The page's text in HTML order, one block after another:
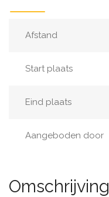
Afstand
Start plaats
Eind plaats
Aangeboden door
Omschrijving